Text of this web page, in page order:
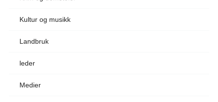
Kultur og musikk
Landbruk
leder
Medier